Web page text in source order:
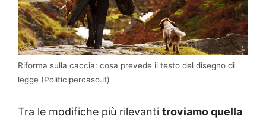
Riforma sulla caccia: cosa prevede il testo del disegno di
legge (Politicipercaso.it)
Tra le modifiche più rilevanti troviamo quella